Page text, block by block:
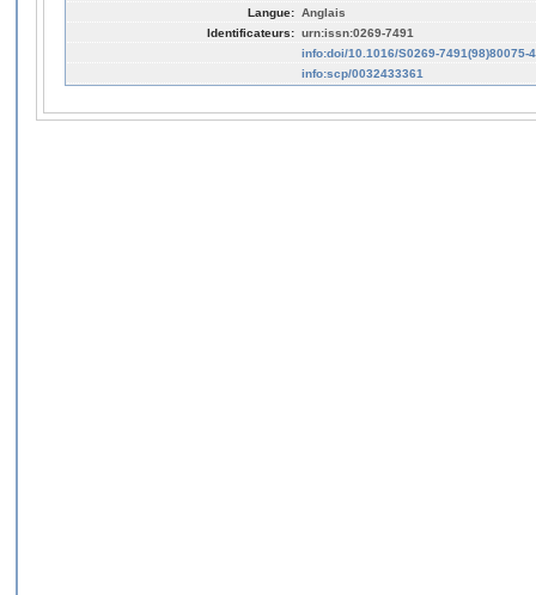
Langue: Anglais
Identificateurs: urn:issn:0269-7491
info:doi/10.1016/S0269-7491(98)80075-4
info:scp/0032433361